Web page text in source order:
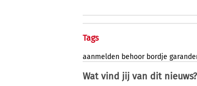
Tags
aanmelden behoor bordje
Wat vind jij van dit nieuws?